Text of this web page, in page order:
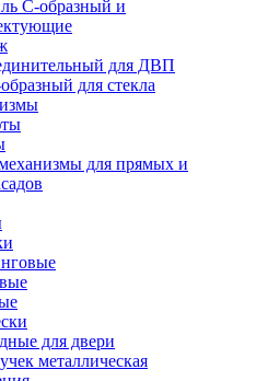
C-образный и
для ДВП
для стекла
для прямых и
для двери
металлическая